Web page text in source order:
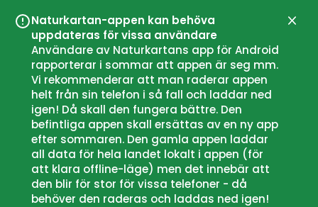
Naturkartan-appen kan behöva
uppdateras för vissa användare
Användare av Naturkartans app för Android
rapporterar i sommar att appen är seg mm.
Vi rekommenderar att man raderar appen
helt från sin telefon i så fall och laddar ned
igen! Då skall den fungera bättre. Den
befintliga appen skall ersättas av en ny app
efter sommaren. Den gamla appen laddar
all data för hela landet lokalt i appen (för
att klara offline-läge) men det innebär att
den blir för stor för vissa telefoner - då
behöver den raderas och laddas ned igen!